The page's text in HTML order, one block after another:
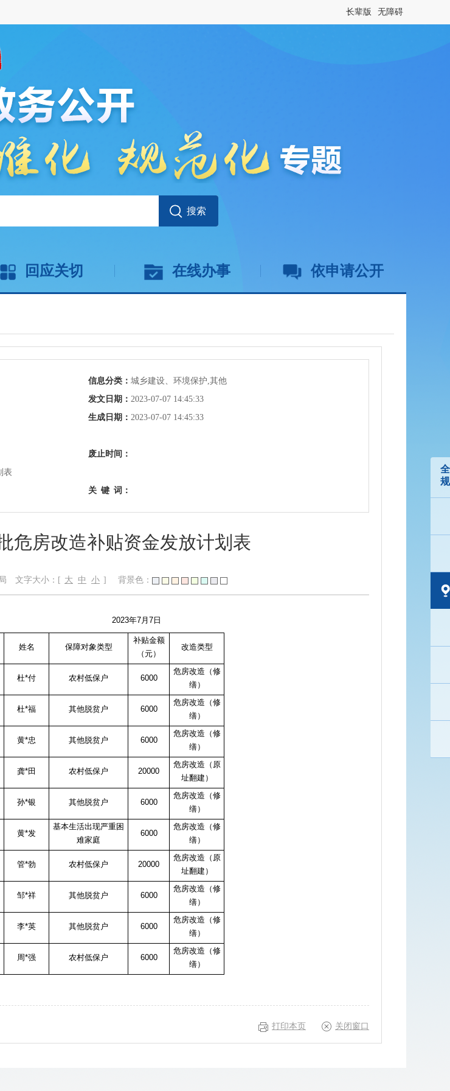
长辈版 无障碍
回应关切 在线办事 依申请公开
信息分类： 城乡建设、环境保护,其他
发文日期： 2023-07-07 14:45:33
生成日期： 2023-07-07 14:45:33
废止时间：
表
关 键 词：
危房改造补贴资金发放计划表
文字大小：[ 大 中 小 ] 背景色：
2023年7月7日
姓名 保障对象类型
补贴金额
（元）
改造类型
杜*付 农村低保户 6000
危房改造（修
缮）
杜*福 其他脱贫户 6000
危房改造（修
缮）
黄*忠 其他脱贫户 6000
危房改造（修
缮）
龚*田 农村低保户 20000
危房改造（原
址翻建）
孙*银 其他脱贫户 6000
危房改造（修
缮）
黄*发
基本生活出现严重困
难家庭
6000
危房改造（修
缮）
管*勃 农村低保户 20000
危房改造（原
址翻建）
邹*祥 其他脱贫户 6000
危房改造（修
缮）
李*英 其他脱贫户 6000
危房改造（修
缮）
周*强 农村低保户 6000
危房改造（修
缮）
打印本页 关闭窗口